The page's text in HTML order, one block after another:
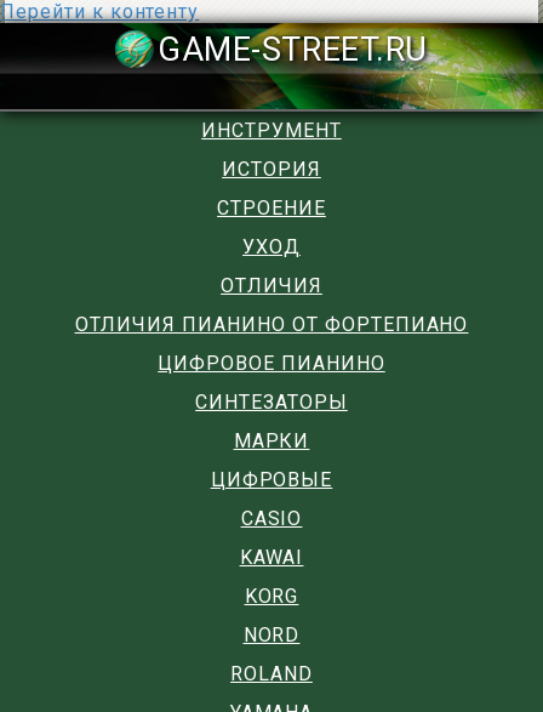
Перейти к контенту
GAME-
ИНСТРУМЕНТ
ИСТОРИЯ
СТРОЕНИЕ
УХОД
ОТЛИЧИЯ
ОТЛИЧИЯ ПИАНИНО ОТ ФОРТЕПИАНО
ЦИФРОВОЕ ПИАНИНО
СИНТЕЗАТОРЫ
МАРКИ
ЦИФРОВЫЕ
CASIO
KAWAI
KORG
NORD
ROLAND